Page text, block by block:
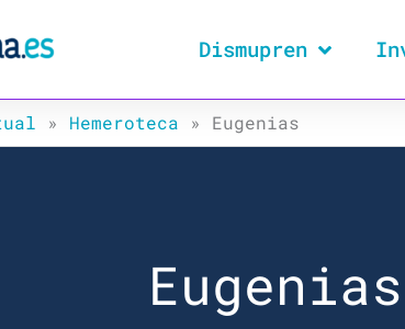
Dismupren
» Hemeroteca » Eugenias
Eugenias